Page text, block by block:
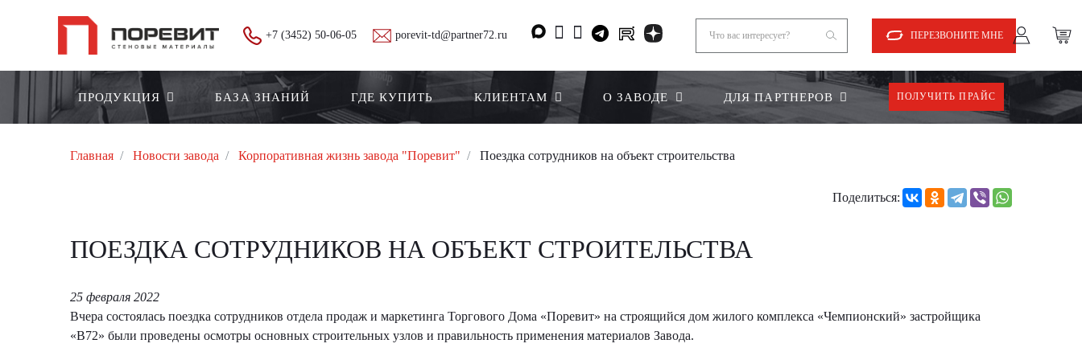
+7 (3452) 50-06-05 porevit-td@partner72.ru ПЕРЕЗВОНИТЕ МНЕ
ПРОДУКЦИЯ БАЗА ЗНАНИЙ ГДЕ КУПИТЬ КЛИЕНТАМ О ЗАВОДЕ ДЛЯ ПАРТНЕРОВ ПОЛУЧИТЬ ПРАЙС
Главная Новости завода Корпоративная жизнь завода "Поревит" Поездка сотрудников на объект строительства
Поделиться:
ПОЕЗДКА СОТРУДНИКОВ НА ОБЪЕКТ СТРОИТЕЛЬСТВА
25 февраля 2022
Вчера состоялась поездка сотрудников отдела продаж и маркетинга Торгового Дома «Поревит» на строящийся дом жилого комплекса «Чемпионский» застройщика
«B72» были проведены осмотры основных строительных узлов и правильность применения материалов Завода.